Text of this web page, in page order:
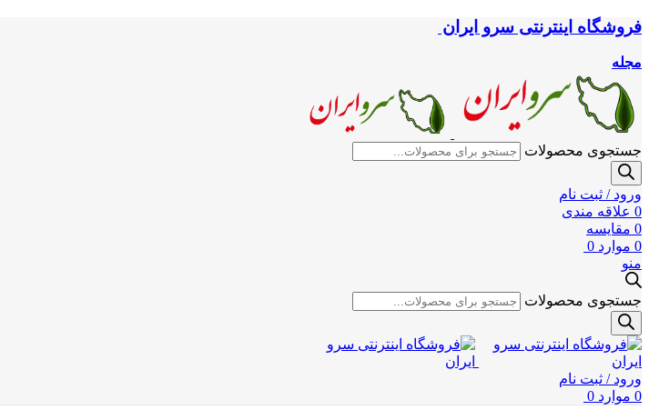
فروشگاه اینترنتی سرو ایران
مجله
جستجوی محصولات
ورود / ثبت نام
0 علاقه مندی
0 مقایسه
0 موارد 0
منو
جستجوی محصولات
ورود / ثبت نام
0 موارد 0